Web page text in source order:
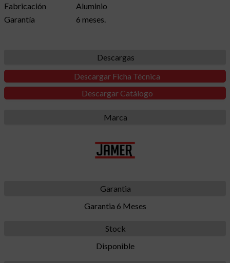
Fabricación
Aluminio
Garantía
6 meses.
Descargas
Descargar Ficha Técnica
Descargar Catálogo
Marca
Garantia
Garantia 6 Meses
Stock
Disponible